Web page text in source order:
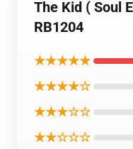
The Kid ( Soul
RB1204
★★★★★
★★★★☆
★★★☆☆
★★☆☆☆